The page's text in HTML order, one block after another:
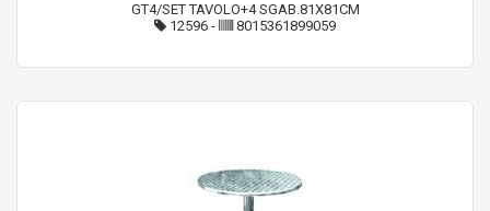
GT4/SET TAVOLO+4 SGAB.81X81CM
12596 - 8015361899059